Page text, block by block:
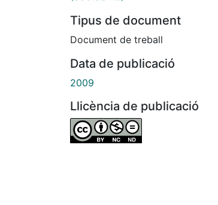
Tipus de document
Document de treball
Data de publicació
2009
Llicència de publicació